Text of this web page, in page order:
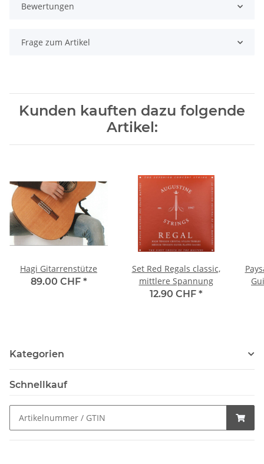
Bewertungen
Frage zum Artikel
Kunden kauften dazu folgende
Artikel:
Hagi Gitarrenstütze
89.00 CHF *
Set Red Regals classic,
mittlere Spannung
12.90 CHF *
Kategorien
Schnellkauf